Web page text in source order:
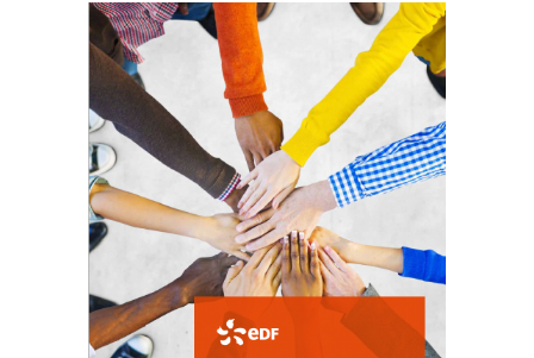
La prévention des conflits
d’intérêts
18 septembre 2023
FEUILLETER